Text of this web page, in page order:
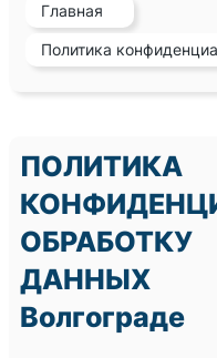
Главная
Политика
ПОЛИТИКА
ДАННЫХ
Волгограде